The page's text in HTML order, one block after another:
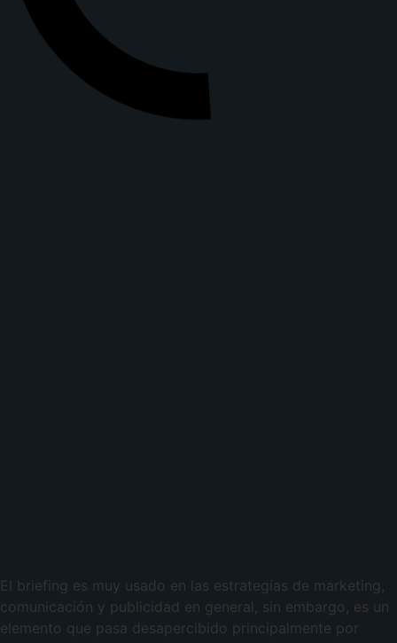
El briefing es muy usado en las estrategias de marketing,
comunicación y publicidad en general, sin embargo, es un
elemento que pasa desapercibido principalmente por